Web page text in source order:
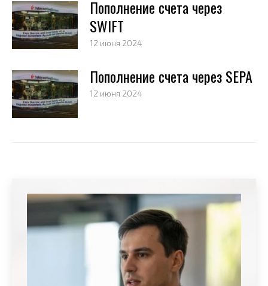
Пополнение счета через
SWIFT
12 июня 2024
Пополнение счета через SEPA
12 июня 2024